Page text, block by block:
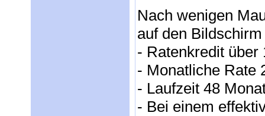
Nach wenigen
auf den
- Ratenkredit über
- Monatliche Rate
- Laufzeit 48
- Bei einem